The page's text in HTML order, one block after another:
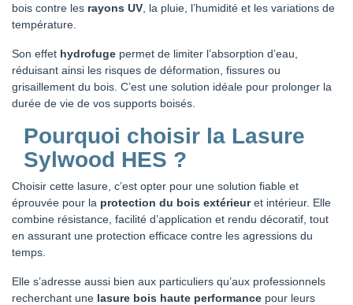
bois contre les rayons UV , la pluie, l’humidité et les variations de
température.
Son effet hydrofuge permet de limiter l’absorption d’eau,
réduisant ainsi les risques de déformation, fissures ou
grisaillement du bois. C’est une solution idéale pour prolonger la
durée de vie de vos supports boisés.
Pourquoi choisir la Lasure
Sylwood HES ?
Choisir cette lasure, c’est opter pour une solution fiable et
éprouvée pour la protection du bois extérieuret intérieur. Elle
combine résistance, facilité d’application et rendu décoratif, tout
en assurant une protection efficace contre les agressions du
temps.
Elle s’adresse aussi bien aux particuliers qu’aux professionnels
recherchant une lasure bois haute performance pour leurs